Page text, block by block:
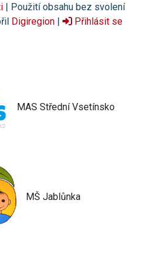
| Použití obsahu bez svolení
Digiregion| Přihlásit se
MAS Střední Vsetínsko
MŠ Jablůnka